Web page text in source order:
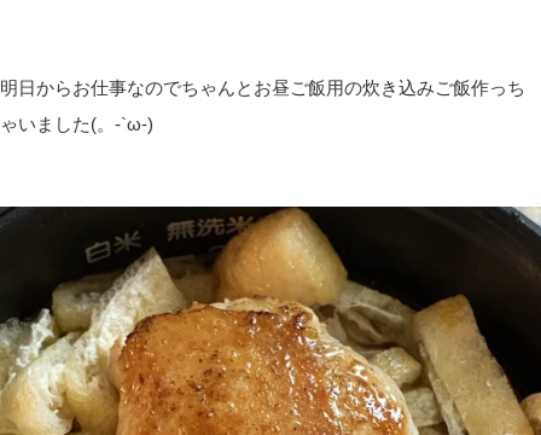
明日からお仕事なのでちゃんとお昼ご飯用の炊き込みご飯作っち
ゃいました(。-`ω-)